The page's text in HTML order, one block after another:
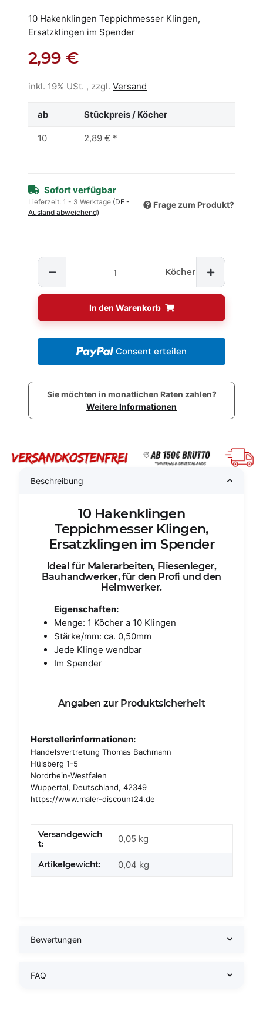
10 Hakenklingen Teppichmesser Klingen,
Ersatzklingen im Spender
2,99 €
inkl. 19% USt. , zzgl. Versand
ab Stückpreis / Köcher
10 2,89 € *
Sofort verfügbar
Lieferzeit: 1 - 3 Werktage (DE -
Ausland abweichend)
Frage zum Produkt?
Köcher
In den Warenkorb
Consent erteilen
Sie möchten in monatlichen Raten zahlen?
Weitere Informationen
Beschreibung
10 Hakenklingen
Teppichmesser Klingen,
Ersatzklingen im Spender
Ideal für Malerarbeiten, Fliesenleger,
Bauhandwerker, für den Profi und den
Heimwerker.
Eigenschaften:
Menge: 1 Köcher a 10 Klingen
Stärke/mm: ca. 0,50mm
Jede Klinge wendbar
Im Spender
Angaben zur Produktsicherheit
Herstellerinformationen:
Handelsvertretung Thomas Bachmann
Hülsberg 1-5
Nordrhein-Westfalen
Wuppertal, Deutschland, 42349
https://www.maler-discount24.de
Produkteigenschaft
Wert
Versandgewich
t:
0,05 kg
Artikelgewicht: 0,04 kg
Bewertungen
FAQ